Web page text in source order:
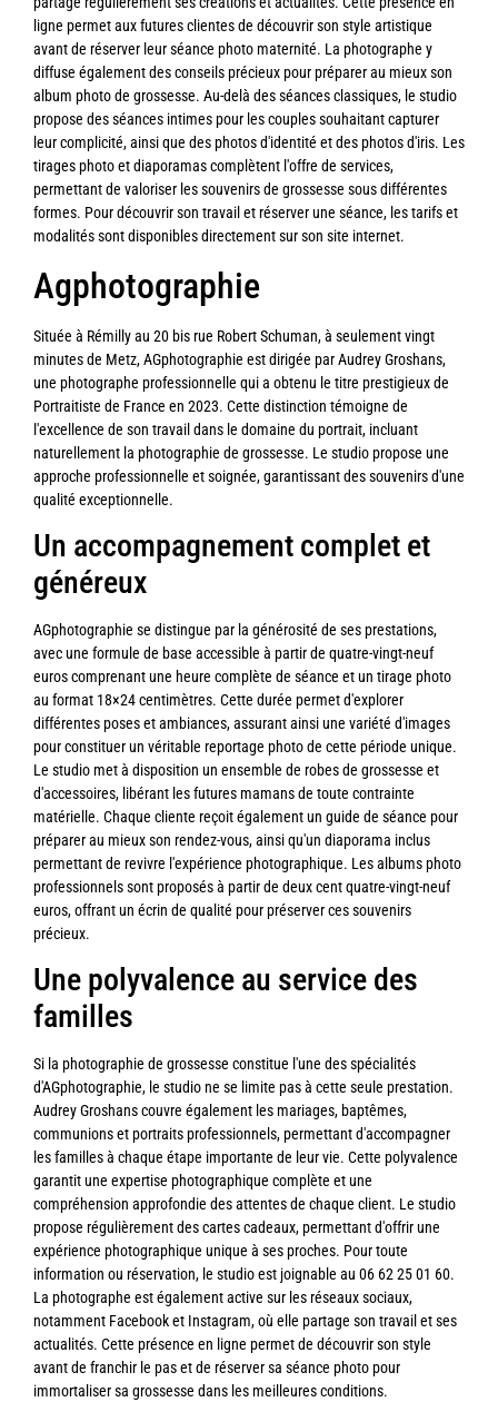
ligne permet aux futures clientes de découvrir son style artistique
avant de réserver leur séance photo maternité. La photographe y
diffuse également des conseils précieux pour préparer au mieux son
album photo de grossesse. Au-delà des séances classiques, le studio
propose des séances intimes pour les couples souhaitant capturer
leur complicité, ainsi que des photos d'identité et des photos d'iris. Les
tirages photo et diaporamas complètent l'offre de services,
permettant de valoriser les souvenirs de grossesse sous différentes
formes. Pour découvrir son travail et réserver une séance, les tarifs et
modalités sont disponibles directement sur son site internet.
Agphotographie
Située à Rémilly au 20 bis rue Robert Schuman, à seulement vingt
minutes de Metz, AGphotographie est dirigée par Audrey Groshans,
une photographe professionnelle qui a obtenu le titre prestigieux de
Portraitiste de France en 2023. Cette distinction témoigne de
l'excellence de son travail dans le domaine du portrait, incluant
naturellement la photographie de grossesse. Le studio propose une
approche professionnelle et soignée, garantissant des souvenirs d'une
qualité exceptionnelle.
Un accompagnement complet et
généreux
AGphotographie se distingue par la générosité de ses prestations,
avec une formule de base accessible à partir de quatre-vingt-neuf
euros comprenant une heure complète de séance et un tirage photo
au format 18×24 centimètres. Cette durée permet d'explorer
différentes poses et ambiances, assurant ainsi une variété d'images
pour constituer un véritable reportage photo de cette période unique.
Le studio met à disposition un ensemble de robes de grossesse et
d'accessoires, libérant les futures mamans de toute contrainte
matérielle. Chaque cliente reçoit également un guide de séance pour
préparer au mieux son rendez-vous, ainsi qu'un diaporama inclus
permettant de revivre l'expérience photographique. Les albums photo
professionnels sont proposés à partir de deux cent quatre-vingt-neuf
euros, offrant un écrin de qualité pour préserver ces souvenirs
précieux.
Une polyvalence au service des
familles
Si la photographie de grossesse constitue l'une des spécialités
d'AGphotographie, le studio ne se limite pas à cette seule prestation.
Audrey Groshans couvre également les mariages, baptêmes,
communions et portraits professionnels, permettant d'accompagner
les familles à chaque étape importante de leur vie. Cette polyvalence
garantit une expertise photographique complète et une
compréhension approfondie des attentes de chaque client. Le studio
propose régulièrement des cartes cadeaux, permettant d'offrir une
expérience photographique unique à ses proches. Pour toute
information ou réservation, le studio est joignable au 06 62 25 01 60.
La photographe est également active sur les réseaux sociaux,
notamment Facebook et Instagram, où elle partage son travail et ses
actualités. Cette présence en ligne permet de découvrir son style
avant de franchir le pas et de réserver sa séance photo pour
immortaliser sa grossesse dans les meilleures conditions.